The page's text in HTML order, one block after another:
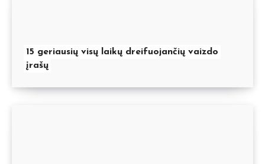
15 geriausių visų laikų dreifuojančių vaizdo
įrašų